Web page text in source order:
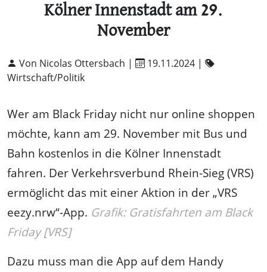
Kölner Innenstadt am 29.
November
Von Nicolas Ottersbach | 19.11.2024 |
Wirtschaft/Politik
Wer am Black Friday nicht nur online shoppen
möchte, kann am 29. November mit Bus und
Bahn kostenlos in die Kölner Innenstadt
fahren. Der Verkehrsverbund Rhein-Sieg (VRS)
ermöglicht das mit einer Aktion in der „VRS
eezy.nrw“-App. Grafik: Gratisfahrten am Black
Friday [VRS]
Dazu muss man die App auf dem Handy